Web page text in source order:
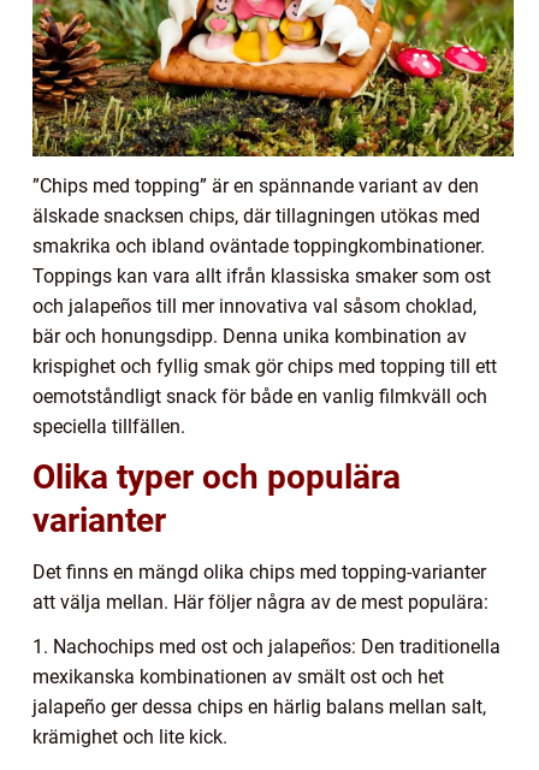
”Chips med topping” är en spännande variant av den
älskade snacksen chips, där tillagningen utökas med
smakrika och ibland oväntade toppingkombinationer.
Toppings kan vara allt ifrån klassiska smaker som ost
och jalapeños till mer innovativa val såsom choklad,
bär och honungsdipp. Denna unika kombination av
krispighet och fyllig smak gör chips med topping till ett
oemotståndligt snack för både en vanlig filmkväll och
speciella tillfällen.
Olika typer och populära
varianter
Det finns en mängd olika chips med topping-varianter
att välja mellan. Här följer några av de mest populära:
1. Nachochips med ost och jalapeños: Den traditionella
mexikanska kombinationen av smält ost och het
jalapeño ger dessa chips en härlig balans mellan salt,
krämighet och lite kick.